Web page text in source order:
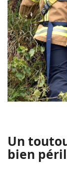
Un
bien